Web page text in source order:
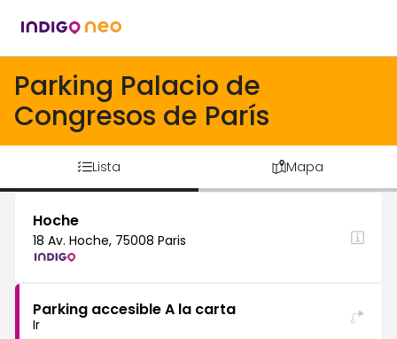
Parking Palacio de
Congresos de París
Lista Mapa
Hoche
18 Av. Hoche, 75008 Paris
Parking accesible A la carta
Ir